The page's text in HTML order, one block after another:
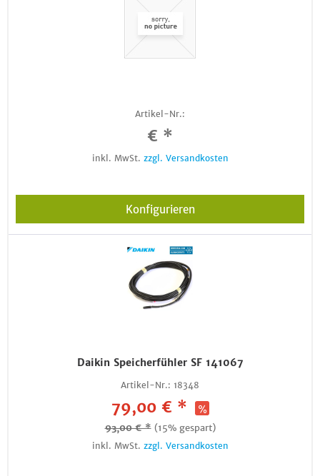
Artikel-Nr.:
€ *
inkl. MwSt. zzgl. Versandkosten
Konfigurieren
Daikin Speicherfühler SF 141067
Artikel-Nr.: 18348
79,00 € *
93,00 € * (15% gespart)
inkl. MwSt. zzgl. Versandkosten